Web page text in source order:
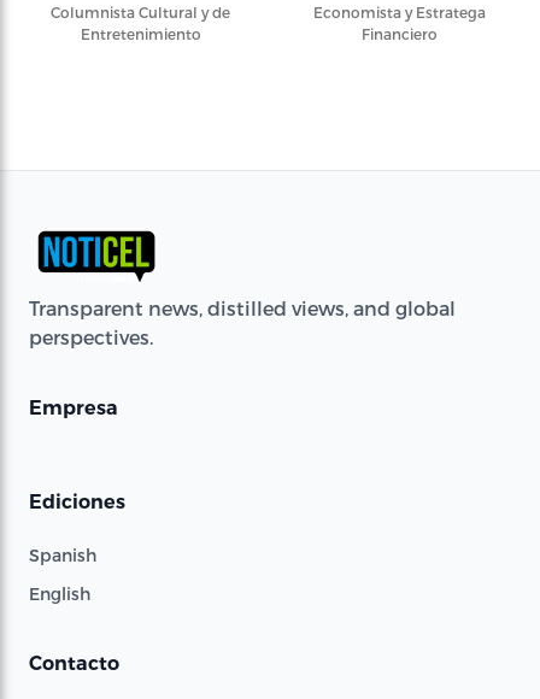
Columnista Cultural y de
Entretenimiento
Economista y Estratega
Financiero
Transparent news, distilled views, and global
perspectives.
Empresa
Ediciones
Spanish
English
Contacto